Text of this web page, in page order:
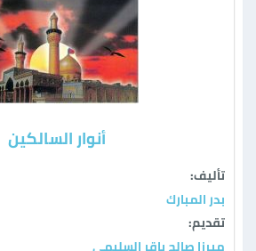
أنوار السالكين
تأليف:
بدر المبارك
تقديم:
ميرزا صالح باقر السليمي